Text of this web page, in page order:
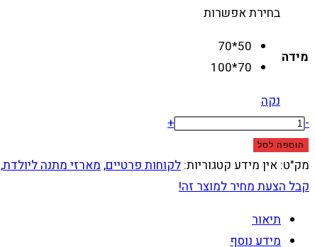
מידה
בחירת אפשרות
50*70
70*100
נקה
כמות
של
שטיחון
pvc
"פילפילונת"
-
+
הוספה לסל
מק"ט: אין מידע קטגוריות: לקוחות פרטיים, מארזי מתנה ליולדת,
קבל הצעת מחיר למוצר זה!
תיאור
מידע נוסף